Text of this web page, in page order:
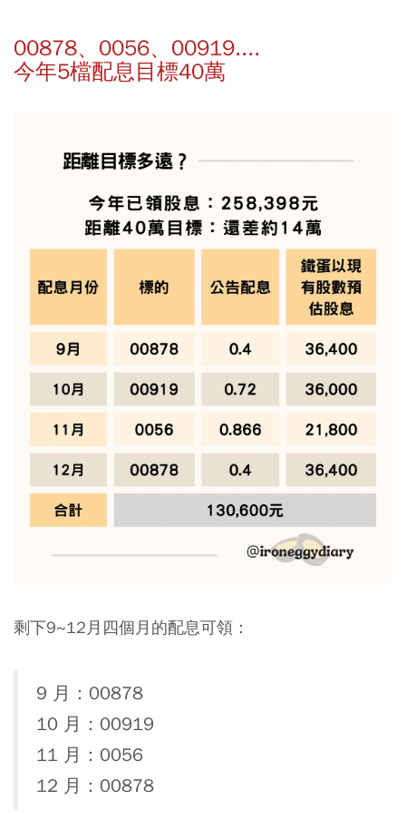
00878、0056、00919....
今年5檔配息目標40萬
剩下9~12月四個月的配息可領：
9 月：00878
10 月：00919
11 月：0056
12 月：00878